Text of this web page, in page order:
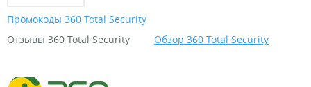
Промокоды 360 Total Security
Отзывы 360 Total Security
Обзор 360 Total Security